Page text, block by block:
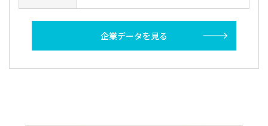
企業データを見る